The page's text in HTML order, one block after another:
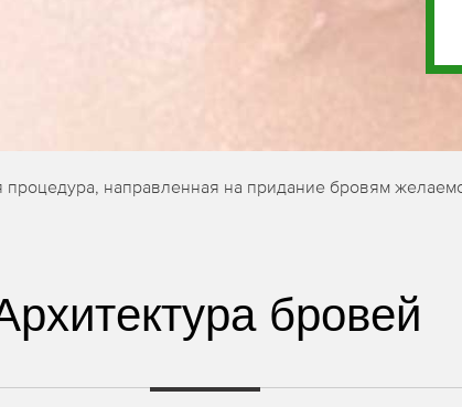
процедура, направленная на придание бровям
бровей